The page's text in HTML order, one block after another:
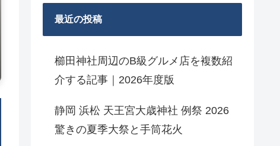
最近の投稿
櫛田神社周辺のB級グルメ店を複数紹
介する記事｜2026年度版
静岡 浜松 天王宮大歳神社 例祭 2026
驚きの夏季大祭と手筒花火